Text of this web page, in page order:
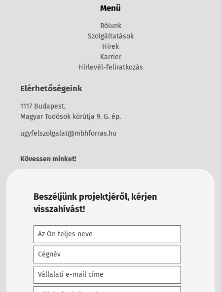
Menü
Rólunk
Szolgáltatások
Hírek
Karrier
Hírlevél-feliratkozás
Elérhetőségeink
1117 Budapest,
Magyar Tudósok körútja 9. G. ép.
ugyfelszolgalat@mbhforras.hu
Kövessen minket!
Beszéljünk projektjéről, kérjen
visszahívást!